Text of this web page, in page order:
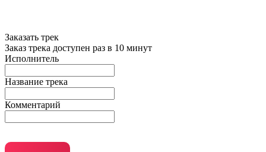
Заказать трек
Заказ трека доступен раз в 10 минут
Исполнитель
Название трека
Комментарий